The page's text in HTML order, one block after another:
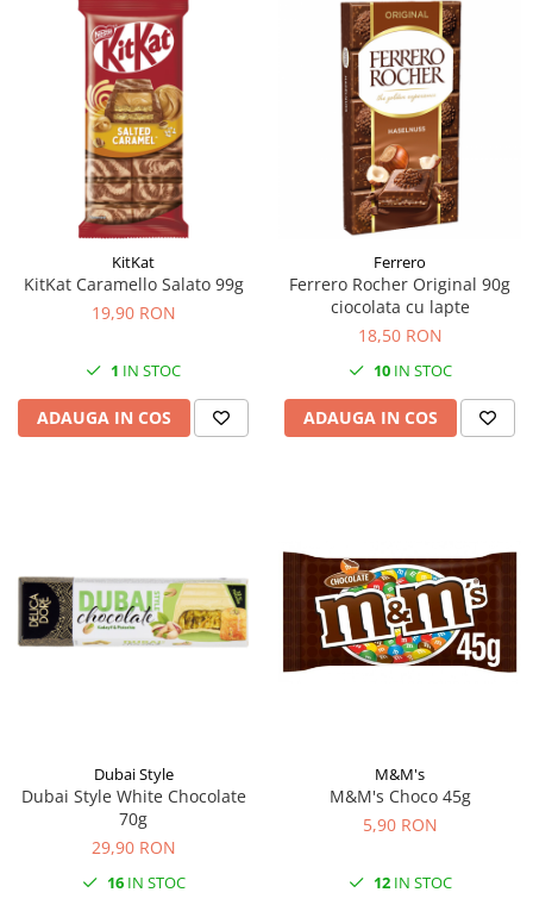
KitKat
KitKat Caramello Salato 99g
19,90 RON
1 IN STOC
ADAUGA IN COS
Ferrero
Ferrero Rocher Original 90g
ciocolata cu lapte
18,50 RON
10IN STOC
ADAUGA IN COS
Dubai Style
Dubai Style White Chocolate
70g
29,90 RON
16IN STOC
M&M's
M&M's Choco 45g
5,90 RON
12IN STOC